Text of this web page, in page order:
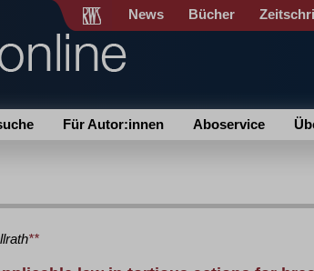
News Bücher
Für Autor:innen Aboservice
**